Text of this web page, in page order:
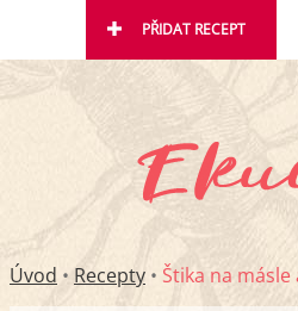
PŘIDAT RECEPT
Úvod • Recepty • Štika na